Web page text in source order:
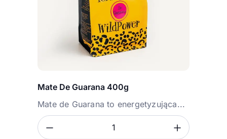
Mate De Guarana 400g
Mate de Guarana to energetyzująca...
Zmniejsz ilość